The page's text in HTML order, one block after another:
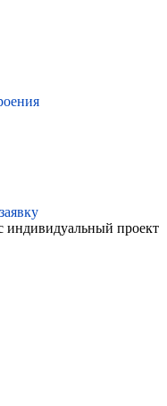
индивидуальный проект